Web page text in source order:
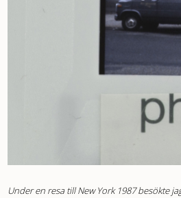
Under en resa till New York 1987 besökte